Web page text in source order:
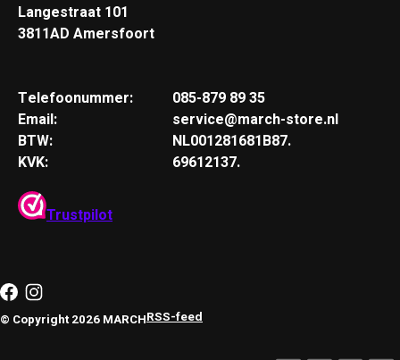
Langestraat 101
3811AD Amersfoort
Telefoonummer:
Email:
BTW:
KVK:
085-879 89 35
service@march-store.nl
NL001281681B87.
69612137.
Trustpilot
© Copyright 2026 MARCHRSS-feed